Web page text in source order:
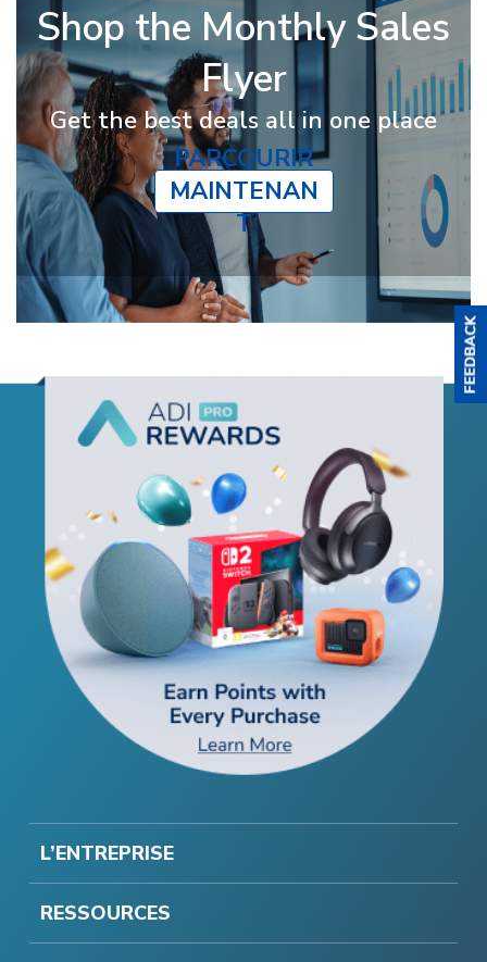
Shop the Monthly Sales
Flyer
Get the best deals all in one place
PARCOURIR
MAINTENAN
T
L’ENTREPRISE
RESSOURCES